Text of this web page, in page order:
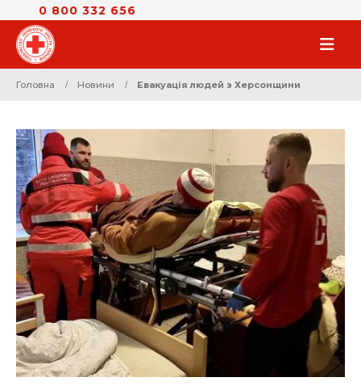
0 800 332 656
Головна Новини Евакуація людей з Херсонщини